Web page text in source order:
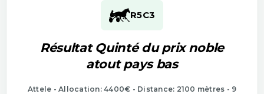
R5C3
Résultat Quinté du prix noble
atout pays bas
Attele - Allocation: 4400€ - Distance: 2100 mètres - 9